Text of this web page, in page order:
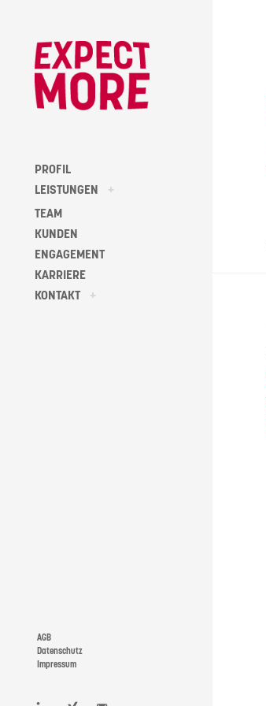
content
PROFIL
LEISTUNGEN
toggle
+
TEAM
KUNDEN
ENGAGEMENT
KARRIERE
KONTAKT
toggle
+
AGB
Datenschutz
Impressum